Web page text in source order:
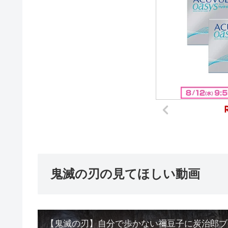
鬼滅の刃の見てほしい動画
【鬼滅の刃】自分で歩かない禰󠄀豆子に炭治郎